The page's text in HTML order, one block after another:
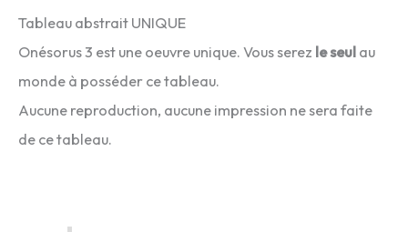
Tableau abstrait UNIQUE
Onésorus 3 est une oeuvre unique. Vous serez le seul au
monde à posséder ce tableau.
Aucune reproduction, aucune impression ne sera faite
de ce tableau.